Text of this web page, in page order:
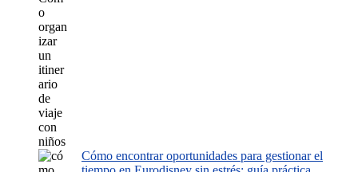
Cómo encontrar oportunidades para gestionar el